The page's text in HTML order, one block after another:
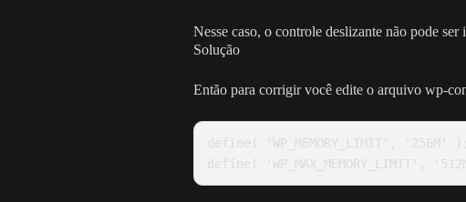
Nesse caso, o controle deslizante não pode
Solução
Então para corrigir você edite o arquivo wp-
define( 'WP_MEMORY_LIMIT', '256M' );
define( 'WP_MAX_MEMORY_LIMIT',